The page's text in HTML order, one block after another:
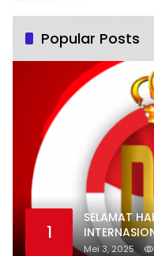
Popular Posts
1
SELAMAT
Mei 3, 2025